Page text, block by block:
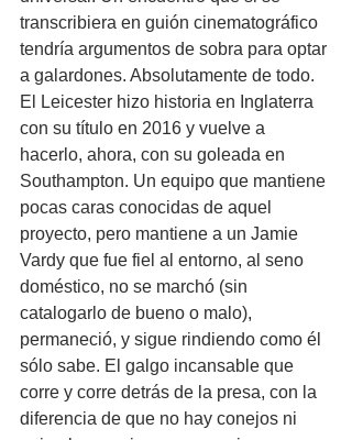
transcribiera en guión cinematográfico
tendría argumentos de sobra para optar
a galardones. Absolutamente de todo.
El Leicester hizo historia en Inglaterra
con su título en 2016 y vuelve a
hacerlo, ahora, con su goleada en
Southampton. Un equipo que mantiene
pocas caras conocidas de aquel
proyecto, pero mantiene a un Jamie
Vardy que fue fiel al entorno, al seno
doméstico, no se marchó (sin
catalogarlo de bueno o malo),
permaneció, y sigue rindiendo como él
sólo sabe. El galgo incansable que
corre y corre detrás de la presa, con la
diferencia de que no hay conejos ni